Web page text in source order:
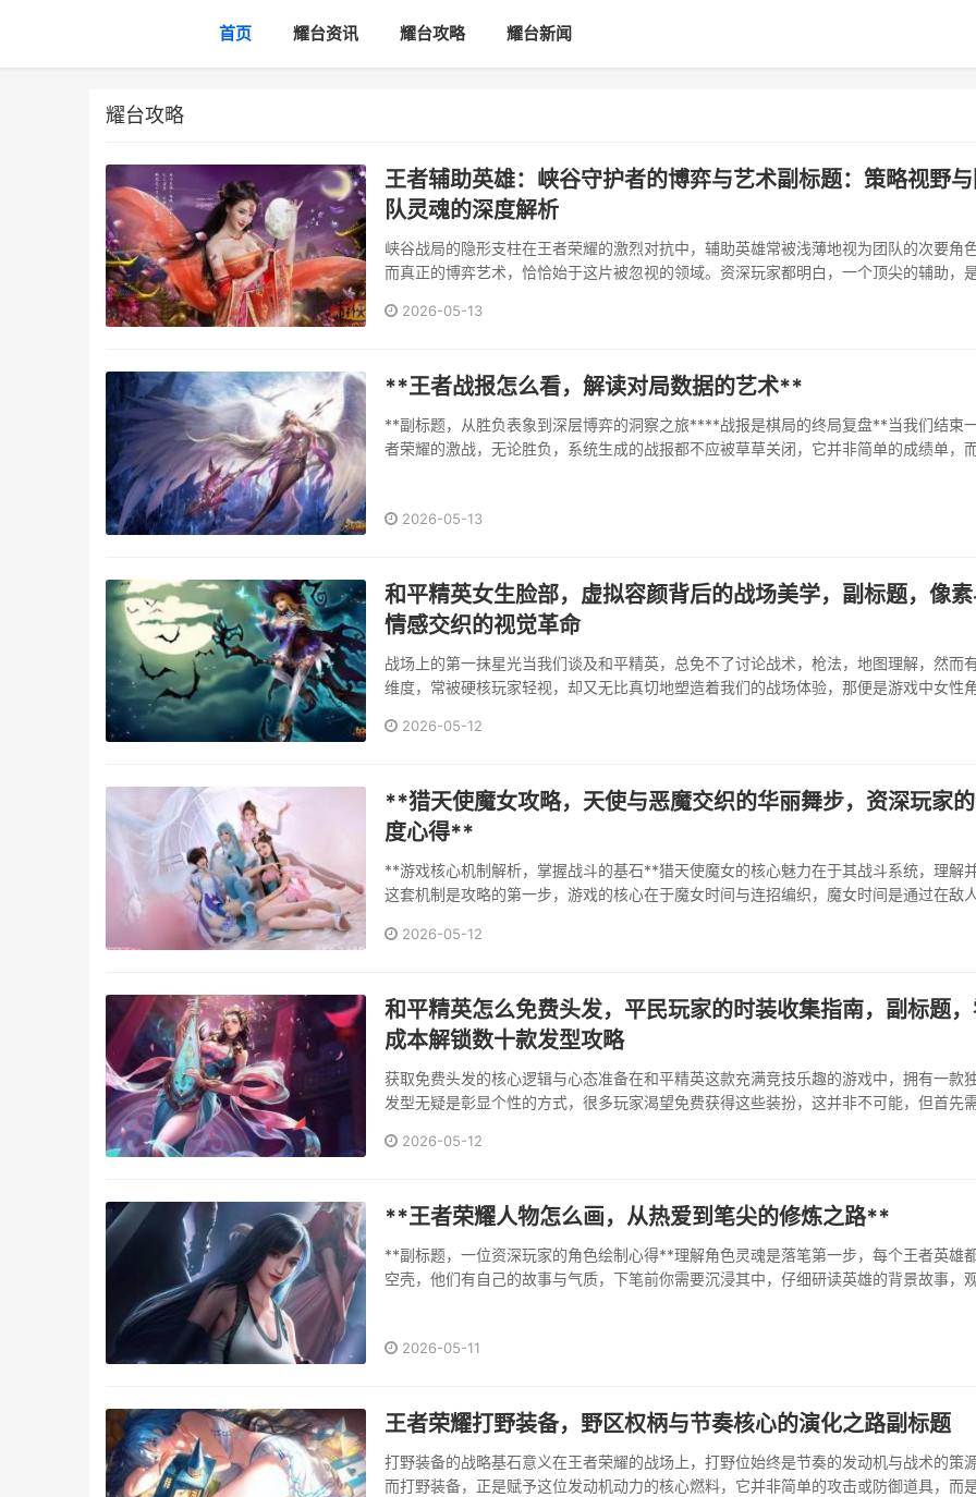
首页 耀台资讯 耀台攻略 耀台新闻
耀台攻略
王者辅助英雄：峡谷守护者的博弈与艺术副标题：策略视野与
队灵魂的深度解析
峡谷战局的隐形支柱在王者荣耀的激烈对抗中，辅助英雄常被浅薄地视为团队的次要角
而真正的博弈艺术，恰恰始于这片被忽视的领域。资深玩家都明白，一个顶尖的辅助，
之门的钥匙。他们的每一次游走，每一个视野布置，都如同在峡谷棋盘上落下无声却致命
2026-05-13
**王者战报怎么看，解读对局数据的艺术**
**副标题，从胜负表象到深层博弈的洞察之旅****战报是棋局的终局复盘**当我们结束
者荣耀的激战，无论胜负，系统生成的战报都不应被草草关闭，它并非简单的成绩单，
2026-05-13
和平精英女生脸部，虚拟容颜背后的战场美学，副标题，像
情感交织的视觉革命
战场上的第一抹星光当我们谈及和平精英，总免不了讨论战术，枪法，地图理解，然而
维度，常被硬核玩家轻视，却又无比真切地塑造着我们的战场体验，那便是游戏中女性
色定制界面停留的片刻，都是一次自我投射的悄然完成，我们选择眉眼的弧···
2026-05-12
**猎天使魔女攻略，天使与恶魔交织的华丽舞步，资深玩家
度心得**
**游戏核心机制解析，掌握战斗的基石**猎天使魔女的核心魅力在于其战斗系统，理解
这套机制是攻略的第一步，游戏的核心在于魔女时间与连招编织，魔女时间是通过在敌
机是每位玩家的必修课，连招系统则深度无穷，通过拳脚键的不同组合，···
2026-05-12
和平精英怎么免费头发，平民玩家的时装收集指南，副标题
成本解锁数十款发型攻略
获取免费头发的核心逻辑与心态准备在和平精英这款充满竞技乐趣的游戏中，拥有一款
发型无疑是彰显个性的方式，很多玩家渴望免费获得这些装扮，这并非不可能，但首先
2026-05-12
**王者荣耀人物怎么画，从热爱到笔尖的修炼之路**
**副标题，一位资深玩家的角色绘制心得**理解角色灵魂是落笔第一步，每个王者英雄
空壳，他们有自己的故事与气质，下笔前你需要沉浸其中，仔细研读英雄的背景故事，
2026-05-11
王者荣耀打野装备，野区权柄与节奏核心的演化之路副标题
打野装备的战略基石意义在王者荣耀的战场上，打野位始终是节奏的发动机与战术的策源
而打野装备，正是赋予这位发动机动力的核心燃料，它并非简单的攻击或防御道具，而